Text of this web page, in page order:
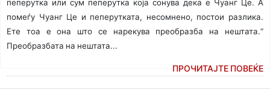
пеперутка или сум пеперутка која сонува дека е Чуанг Це. А
помеѓу Чуанг Це и пеперутката, несомнено, постои разлика.
Ете тоа е она што се нарекува преобразба на нештата.“
Преобразбата на нештата...
ПРОЧИТАЈТЕ ПОВЕЌЕ